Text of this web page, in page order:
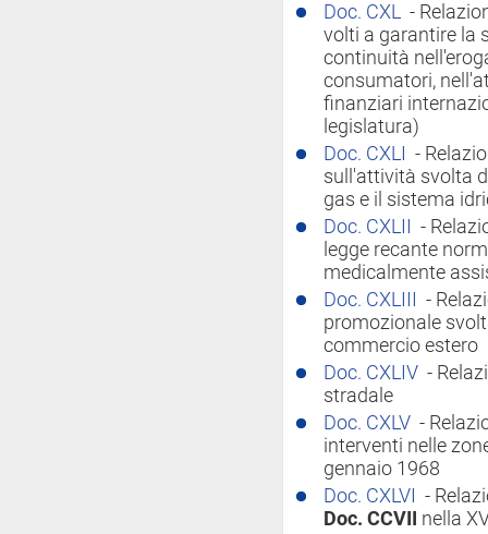
Doc. CXL -
volti a garantire la
continuità
consumatori,
finanziari
legislatura)
Doc. CXLI
-
sull'attività svolta
gas e il sistema
Doc. CXLII
-
legge recante
medicalmente
Doc. CXLIII
-
promozionale
commercio estero
Doc. CXLIV -
stradale
Doc. CXLV -
interventi nelle
gennaio 1968
Doc. CXLVI
-
Doc. CCVII
nella